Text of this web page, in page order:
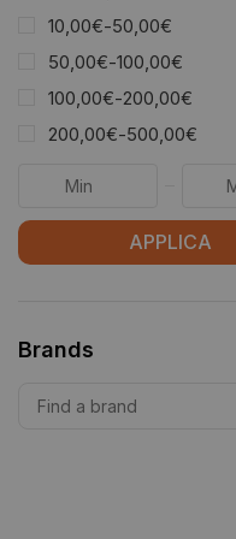
10,00€-50,00€
50,00€-100,00€
100,00€-200,00€
200,00€-500,00€
APPLICA
Brands